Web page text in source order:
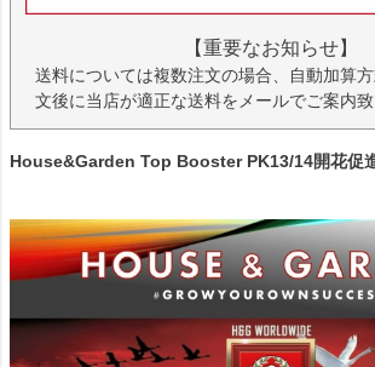
【重要なお知らせ】
送料については複数注文の場合、自動加算
文後に当店が適正な送料をメールでご案内致
House&Garden Top Booster PK13/14開花促